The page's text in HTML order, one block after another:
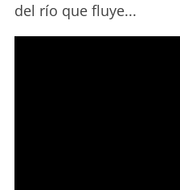
del río que fluye...